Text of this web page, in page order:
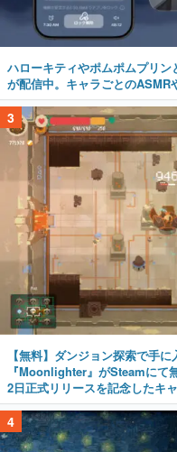
ハローキティやポムポムプリン
が配信中。キャラごとのASMR
3
【無料】ダンジョン探索で手
『Moonlighter』がSteamにて
2日正式リリースを記念したキ
4